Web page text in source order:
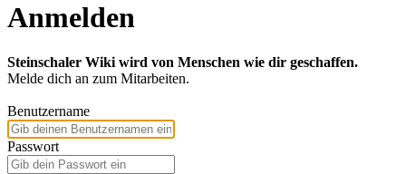
Anmelden
Steinschaler Wiki wird von Menschen wie dir geschaffen.
Melde dich an zum Mitarbeiten.
Benutzername
Passwort